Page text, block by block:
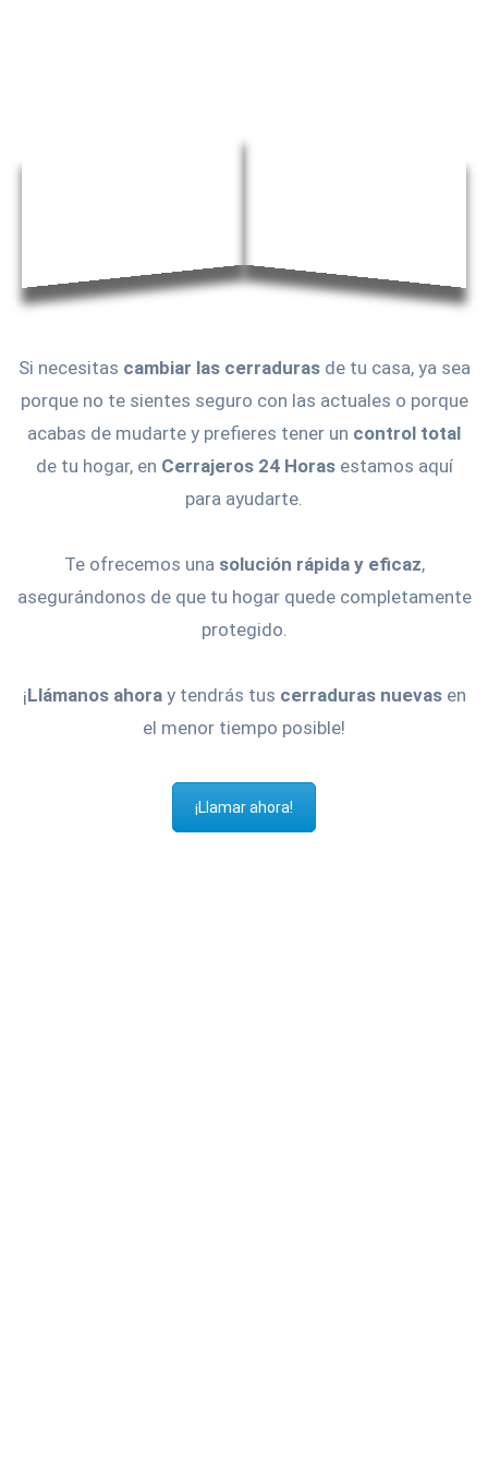
Si necesitas cambiar las cerradurasde tu casa, ya sea
porque no te sientes seguro con las actuales o porque
acabas de mudarte y prefieres tener un control total
de tu hogar, en Cerrajeros 24 Horasestamos aquí
para ayudarte.
Te ofrecemos una solución rápida y eficaz,
asegurándonos de que tu hogar quede completamente
protegido.
¡Llámanos ahoray tendrás tus cerraduras nuevasen
el menor tiempo posible!
¡Llamar ahora!